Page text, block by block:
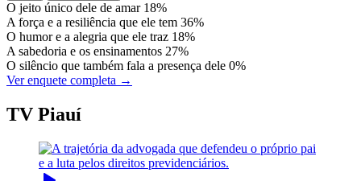
O jeito único dele de amar 18%
A força e a resiliência que ele tem 36%
O humor e a alegria que ele traz 18%
A sabedoria e os ensinamentos 27%
O silêncio que também fala a presença dele 0%
Ver enquete completa →
TV Piauí